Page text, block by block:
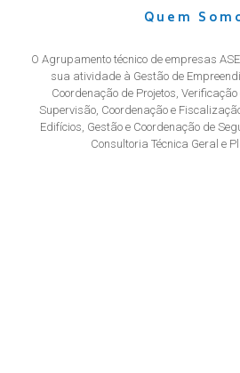
Quem
O Agrupamento técnico de empresas
sua atividade à Gestão de
Coordenação de Projetos, Verificação
Supervisão, Coordenação e
Edifícios, Gestão e Coordenação de
Consultoria Técnica Geral e